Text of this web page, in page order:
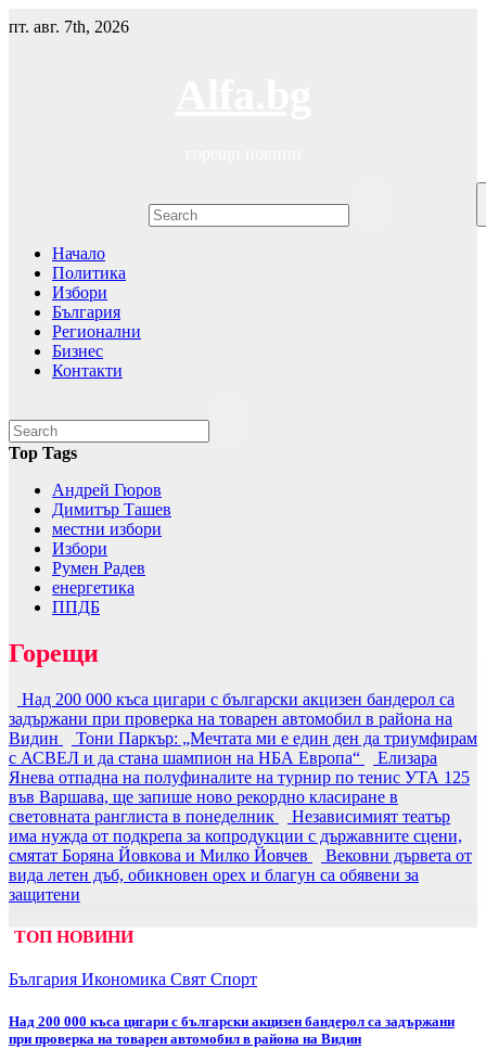
to
пт. авг. 7th, 2026
Начало
Политика
Избори
България
Регионални
Бизнес
Контакти
Top Tags
Андрей Гюров
Димитър Ташев
местни избори
Избори
Румен Радев
енергетика
ППДБ
Горещи
Над 200 000 къса цигари с български акцизен бандерол са
задържани при проверка на товарен автомобил в района на
Видин
Тони Паркър: „Мечтата ми е един ден да триумфирам
с АСВЕЛ и да стана шампион на НБА Европа“
Елизара
Янева отпадна на полуфиналите на турнир по тенис УТА 125
във Варшава, ще запише ново рекордно класиране в
световната ранглиста в понеделник
Независимият театър
има нужда от подкрепа за копродукции с държавните сцени,
смятат Боряна Йовкова и Милко Йовчев
Вековни дървета от
вида летен дъб, обикновен орех и благун са обявени за
защитени
ТОП НОВИНИ
България Икономика Свят Спорт
Над 200 000 къса цигари с български акцизен бандерол са задържани
при проверка на товарен автомобил в района на Видин